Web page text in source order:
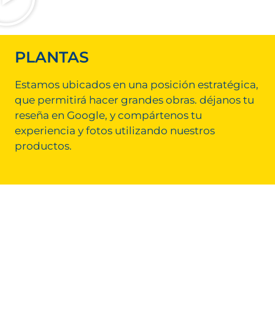
PLANTAS
Estamos ubicados en una posición estratégica,
que permitirá hacer grandes obras. déjanos tu
reseña en Google, y compártenos tu
experiencia y fotos utilizando nuestros
productos.